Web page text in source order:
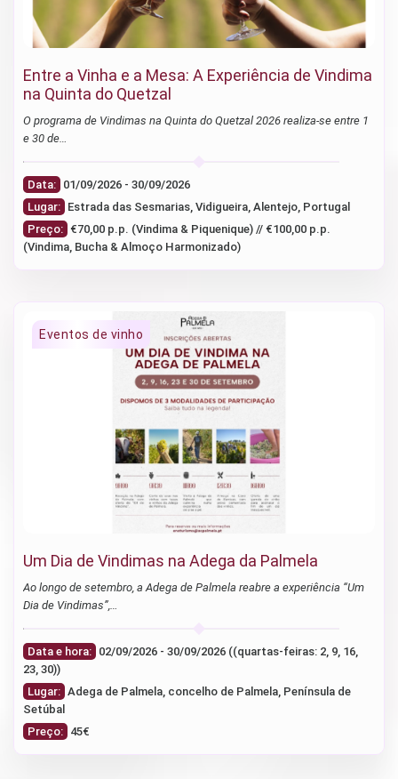
Entre a Vinha e a Mesa: A Experiência de Vindima
na Quinta do Quetzal
O programa de Vindimas na Quinta do Quetzal 2026 realiza-se entre 1
e 30 de…
Data:
01/09/2026 - 30/09/2026
Lugar: Estrada das Sesmarias, Vidigueira, Alentejo, Portugal
Preço: €70,00 p.p. (Vindima & Piquenique) // €100,00 p.p.
(Vindima, Bucha & Almoço Harmonizado)
Um Dia de Vindimas na Adega da Palmela
Ao longo de setembro, a Adega de Palmela reabre a experiência “Um
Dia de Vindimas”,…
Data e hora:
23, 30))
Lugar: Adega de Palmela, concelho de Palmela, Península de
Setúbal
Preço: 45€